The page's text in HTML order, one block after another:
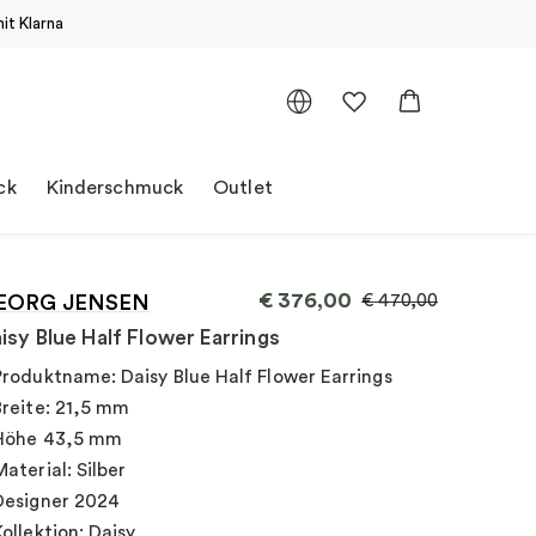
Klarna
Kinderschmuck Outlet
JENSEN
Blue Half Flower Earrings
€376,00 €470,00
Daisy Blue Half Flower Earrings
21,5 mm
43,5 mm
Silber
2024
Daisy